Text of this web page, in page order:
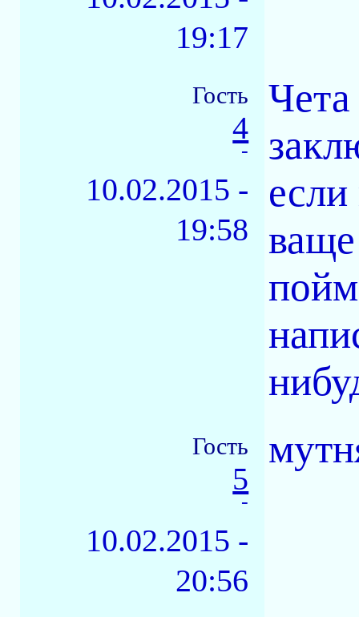
19:17
Гость
4
-
10.02.2015 -
19:58
Гость
5
-
10.02.2015 -
20:56